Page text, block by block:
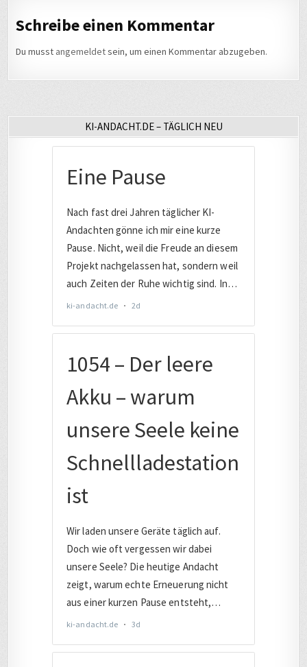
Schreibe einen Kommentar
Du musst angemeldetsein, um einen Kommentar abzugeben.
KI-ANDACHT.DE – TÄGLICH NEU